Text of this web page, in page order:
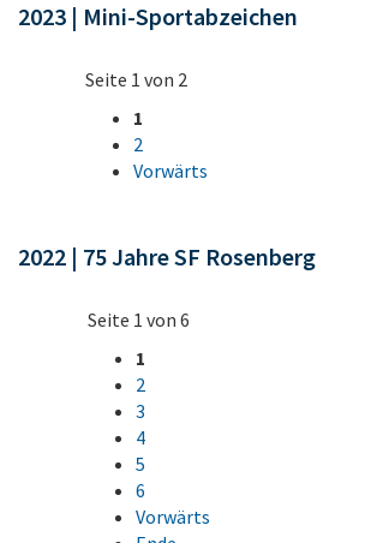
2023 | Mini-Sportabzeichen
Seite 1 von 2
1
2
Vorwärts
2022 | 75 Jahre SF Rosenberg
Seite 1 von 6
1
2
3
4
5
6
Vorwärts